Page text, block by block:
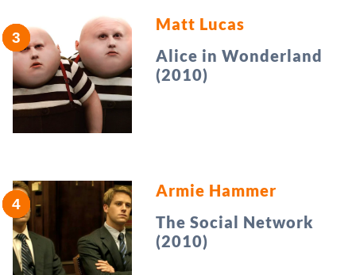
Matt Lucas
Alice in Wonderland
(2010)
Armie Hammer
The Social Network
(2010)